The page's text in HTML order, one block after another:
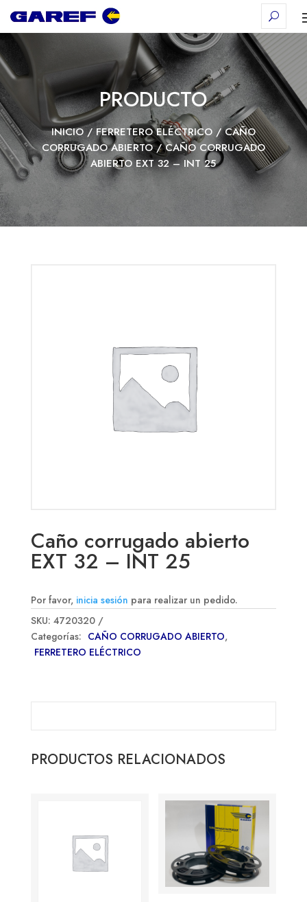
PRODUCTO
INICIO/FERRETERO ELÉCTRICO/CAÑO
CORRUGADO ABIERTO/ CAÑO CORRUGADO
ABIERTO EXT 32 – INT 25
Caño corrugado abierto
EXT 32 – INT 25
Por favor, inicia sesión para realizar un pedido.
SKU: 4720320
Categorías: CAÑO CORRUGADO ABIERTO,
FERRETERO ELÉCTRICO
PRODUCTOS RELACIONADOS